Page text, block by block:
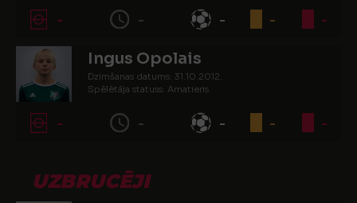
- - - - -
Ingus Opolais
Dzimšanas datums: 31.10.2012.
Spēlētāja statuss: Amatieris
- - - - -
UZBRUCĒJI